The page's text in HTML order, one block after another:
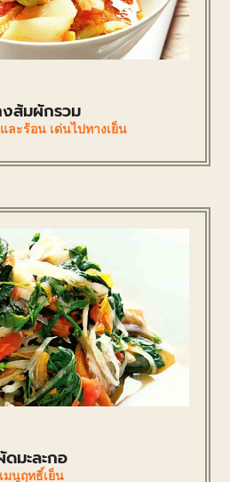
ส้มผักรวม
ละร้อน เด่นไปทางเย็น
ดมะละกอ
เมนูฤทธิ์เย็น